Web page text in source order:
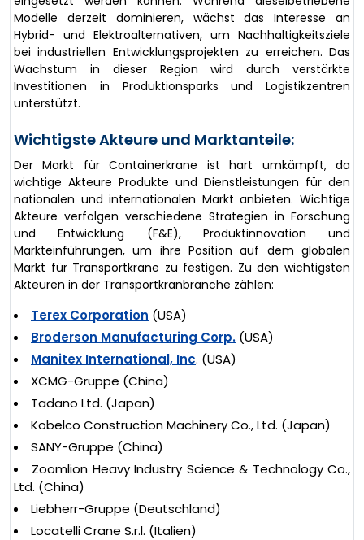
Modelle derzeit dominieren, wächst das Interesse an
Hybrid- und Elektroalternativen, um Nachhaltigkeitsziele
bei industriellen Entwicklungsprojekten zu erreichen. Das
Wachstum in dieser Region wird durch verstärkte
Investitionen in Produktionsparks und Logistikzentren
unterstützt.
Wichtigste Akteure und Marktanteile:
Der Markt für Containerkrane ist hart umkämpft, da
wichtige Akteure Produkte und Dienstleistungen für den
nationalen und internationalen Markt anbieten. Wichtige
Akteure verfolgen verschiedene Strategien in Forschung
und Entwicklung (F&E), Produktinnovation und
Markteinführungen, um ihre Position auf dem globalen
Markt für Transportkrane zu festigen. Zu den wichtigsten
Akteuren in der Transportkranbranche zählen:
Terex Corporation (USA)
Broderson Manufacturing Corp. (USA)
Manitex International, Inc. (USA)
XCMG-Gruppe (China)
Tadano Ltd. (Japan)
Kobelco Construction Machinery Co., Ltd. (Japan)
SANY-Gruppe (China)
Zoomlion Heavy Industry Science & Technology Co.,
Ltd. (China)
Liebherr-Gruppe (Deutschland)
Locatelli Crane S.r.l. (Italien)